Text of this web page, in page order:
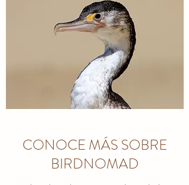
CONOCE MÁS SOBRE
BIRDNOMAD